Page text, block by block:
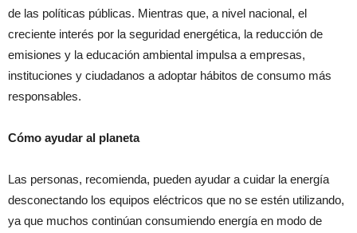
de las políticas públicas. Mientras que, a nivel nacional, el
creciente interés por la seguridad energética, la reducción de
emisiones y la educación ambiental impulsa a empresas,
instituciones y ciudadanos a adoptar hábitos de consumo más
responsables.
Cómo ayudar al planeta
Las personas, recomienda, pueden ayudar a cuidar la energía
desconectando los equipos eléctricos que no se estén utilizando,
ya que muchos continúan consumiendo energía en modo de